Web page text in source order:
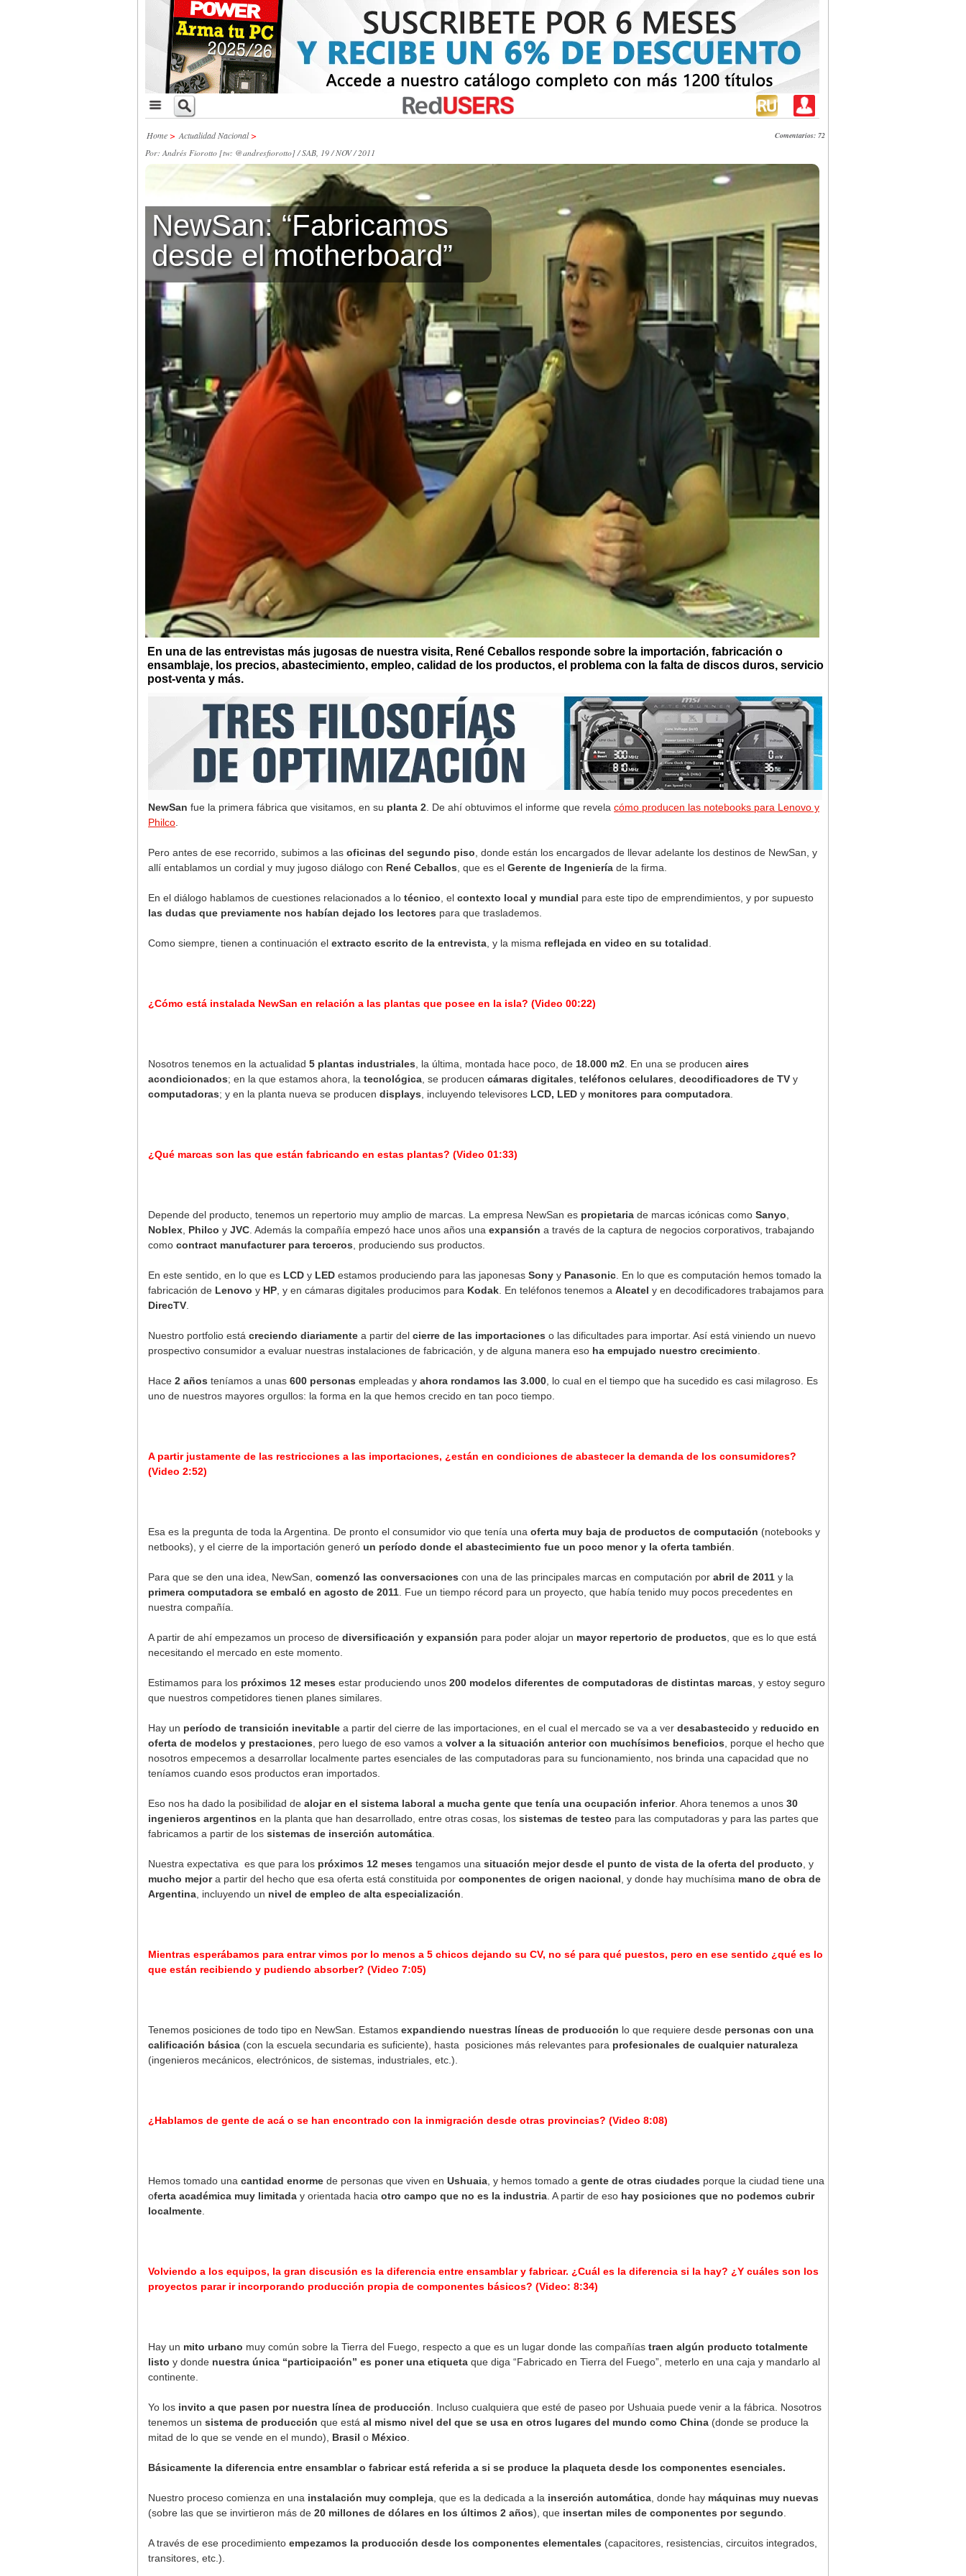
Home> Actualidad Nacional> Comentarios: 72
Por: Andrés Fiorotto [tw: @andresfiorotto] / SAB, 19 / NOV / 2011
NewSan: “Fabricamos
desde el motherboard”
En una de las entrevistas más jugosas de nuestra visita, René Ceballos responde sobre la importación, fabricación o
ensamblaje, los precios, abastecimiento, empleo, calidad de los productos, el problema con la falta de discos duros, servicio
post-venta y más.
NewSan fue la primera fábrica que visitamos, en su planta 2 . De ahí obtuvimos el informe que revela cómo producen las notebooks para Lenovo y
Philco
Pero antes de ese recorrido, subimos a las oficinas del segundo piso , donde están los encargados de llevar adelante los destinos de NewSan, y
allí entablamos un cordial y muy jugoso diálogo con René Ceballos , que es el Gerente de Ingeniería de la firma.
En el diálogo hablamos de cuestiones relacionados a lo técnico , el contexto local y mundial para este tipo de emprendimientos, y por supuesto
las dudas que previamente nos habían dejado los lectores para que traslademos.
Como siempre, tienen a continuación el extracto escrito de la entrevista , y la misma reflejada en video en su totalidad
¿Cómo está instalada NewSan en relación a las plantas que posee en la isla? (Video 00:22)
Nosotros tenemos en la actualidad 5 plantas industriales , la última, montada hace poco, de 18.000 m2 . En una se producen aires
acondicionados; en la que estamos ahora, la tecnológica , se producen cámaras digitales teléfonos celulares decodificadores de TV y
computadoras; y en la planta nueva se producen displays , incluyendo televisores LCD, LED y monitores para computadora
¿Qué marcas son las que están fabricando en estas plantas? (Video 01:33)
Depende del producto, tenemos un repertorio muy amplio de marcas. La empresa NewSan es propietaria de marcas icónicas como Sanyo
Noblex Philco y JVC . Además la compañía empezó hace unos años una expansión a través de la captura de negocios corporativos, trabajando
como contract manufacturer para terceros , produciendo sus productos.
En este sentido, en lo que es LCD y LED estamos produciendo para las japonesas Sony y Panasonic . En lo que es computación hemos tomado la
fabricación de Lenovo y HP , y en cámaras digitales producimos para Kodak . En teléfonos tenemos a Alcatel y en decodificadores trabajamos para
DirecTV
Nuestro portfolio está creciendo diariamente a partir del cierre de las importaciones o las dificultades para importar. Así está viniendo un nuevo
prospectivo consumidor a evaluar nuestras instalaciones de fabricación, y de alguna manera eso ha empujado nuestro crecimiento
Hace 2 años teníamos a unas 600 personas empleadas y ahora rondamos las 3.000 , lo cual en el tiempo que ha sucedido es casi milagroso. Es
uno de nuestros mayores orgullos: la forma en la que hemos crecido en tan poco tiempo.
A partir justamente de las restricciones a las importaciones, ¿están en condiciones de abastecer la demanda de los consumidores?
(Video 2:52)
Esa es la pregunta de toda la Argentina. De pronto el consumidor vio que tenía una oferta muy baja de productos de computación (notebooks y
netbooks), y el cierre de la importación generó un período donde el abastecimiento fue un poco menor y la oferta también
Para que se den una idea, NewSan, comenzó las conversaciones con una de las principales marcas en computación por abril de 2011 y la
primera computadora se embaló en agosto de 2011 . Fue un tiempo récord para un proyecto, que había tenido muy pocos precedentes en
nuestra compañía.
A partir de ahí empezamos un proceso de diversificación y expansión para poder alojar un mayor repertorio de productos , que es lo que está
necesitando el mercado en este momento.
Estimamos para los próximos 12 meses estar produciendo unos 200 modelos diferentes de computadoras de distintas marcas , y estoy seguro
que nuestros competidores tienen planes similares.
Hay un período de transición inevitable a partir del cierre de las importaciones, en el cual el mercado se va a ver desabastecido y reducido en
oferta de modelos y prestaciones , pero luego de eso vamos a volver a la situación anterior con muchísimos beneficios , porque el hecho que
nosotros empecemos a desarrollar localmente partes esenciales de las computadoras para su funcionamiento, nos brinda una capacidad que no
teníamos cuando esos productos eran importados.
Eso nos ha dado la posibilidad de alojar en el sistema laboral a mucha gente que tenía una ocupación inferior. Ahora tenemos a unos 30
ingenieros argentinos en la planta que han desarrollado, entre otras cosas, los sistemas de testeo para las computadoras y para las partes que
fabricamos a partir de los sistemas de inserción automática
Nuestra expectativa es que para los próximos 12 meses tengamos una situación mejor desde el punto de vista de la oferta del producto , y
mucho mejora partir del hecho que esa oferta está constituida por componentes de origen nacional , y donde hay muchísima mano de obra de
Argentina , incluyendo un nivel de empleo de alta especialización
Mientras esperábamos para entrar vimos por lo menos a 5 chicos dejando su CV, no sé para qué puestos, pero en ese sentido ¿qué es lo
que están recibiendo y pudiendo absorber? (Video 7:05)
Tenemos posiciones de todo tipo en NewSan. Estamos expandiendo nuestras líneas de producción lo que requiere desde personas con una
calificación básica (con la escuela secundaria es suficiente), hasta posiciones más relevantes para profesionales de cualquier naturaleza
(ingenieros mecánicos, electrónicos, de sistemas, industriales, etc.).
¿Hablamos de gente de acá o se han encontrado con la inmigración desde otras provincias? (Video 8:08)
Hemos tomado una cantidad enorme de personas que viven en Ushuaia , y hemos tomado a gente de otras ciudades porque la ciudad tiene una
oferta académica muy limitada y orientada hacia otro campo que no es la industria . A partir de eso hay posiciones que no podemos cubrir
localmente
Volviendo a los equipos, la gran discusión es la diferencia entre ensamblar y fabricar. ¿Cuál es la diferencia si la hay? ¿Y cuáles son los
proyectos parar ir incorporando producción propia de componentes básicos? (Video: 8:34)
Hay un mito urbano muy común sobre la Tierra del Fuego, respecto a que es un lugar donde las compañías traen algún producto totalmente
listo y donde nuestra única “participación” es poner una etiqueta que diga “Fabricado en Tierra del Fuego”, meterlo en una caja y mandarlo al
continente.
Yo los invito a que pasen por nuestra línea de producción . Incluso cualquiera que esté de paseo por Ushuaia puede venir a la fábrica. Nosotros
tenemos un sistema de producción que está al mismo nivel del que se usa en otros lugares del mundo como China (donde se produce la
mitad de lo que se vende en el mundo), Brasil o México
Básicamente la diferencia entre ensamblar o fabricar está referida a si se produce la plaqueta desde los componentes esenciales.
Nuestro proceso comienza en una instalación muy compleja , que es la dedicada a la inserción automática , donde hay máquinas muy nuevas
(sobre las que se invirtieron más de 20 millones de dólares en los últimos 2 años), que insertan miles de componentes por segundo
A través de ese procedimiento empezamos la producción desde los componentes elementales (capacitores, resistencias, circuitos integrados,
transitores, etc.).